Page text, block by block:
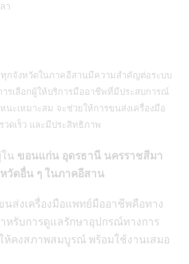
า
กจังหวัดในภาคอีสานมีความสำคัญต่อระบบ
ารเลือกผู้ให้บริการมืออาชีพที่มีประสบการณ์
ะเหมาะสม จะช่วยให้การขนส่งเครื่องมือ
ดเร็ว และมีประสิทธิภาพ
น ขอนแก่น อุดรธานี นครราชสีมา
วัดอื่น ๆ ในภาคอีสาน
นส่งเครื่องมือแพทย์มืออาชีพคือทาง
หรับการดูแลรักษาอุปกรณ์ทางการ
คงสภาพสมบูรณ์ พร้อมใช้งานเสมอ